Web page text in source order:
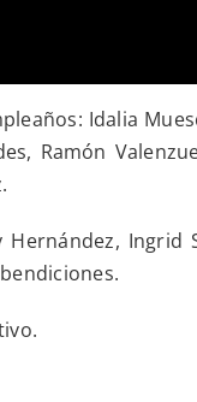
Idalia
Ramón
Ingrid